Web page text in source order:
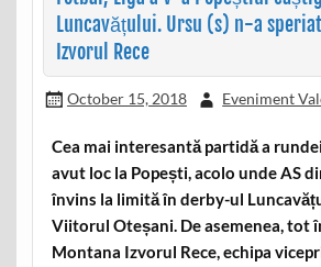
Luncavățului. Ursu (s) n-a
Izvorul Rece
October 15, 2018 Eveniment
Cea mai interesantă partidă a
avut loc la Popești, acolo unde AS
învins la limită în derby-ul
Viitorul Oteșani. De asemenea, tot
Montana Izvorul Rece, echipa